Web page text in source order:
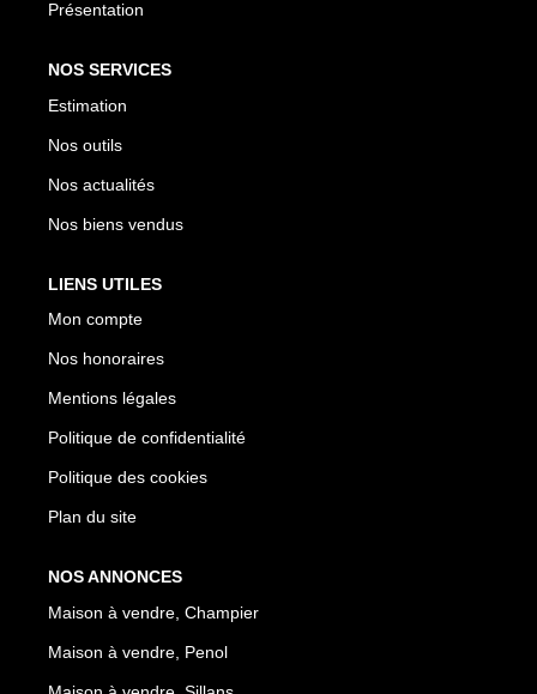
Présentation
NOS SERVICES
Estimation
Nos outils
Nos actualités
Nos biens vendus
LIENS UTILES
Mon compte
Nos honoraires
Mentions légales
Politique de confidentialité
Politique des cookies
Plan du site
NOS ANNONCES
Maison à vendre, Champier
Maison à vendre, Penol